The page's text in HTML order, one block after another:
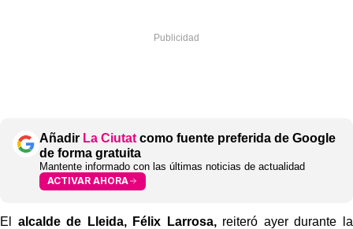
Añadir La Ciutat como fuente preferida de Google
de forma gratuita
Mantente informado con las últimas noticias de actualidad
ACTIVAR AHORA
El alcalde de Lleida, Félix Larrosa,reiteró ayer durante la